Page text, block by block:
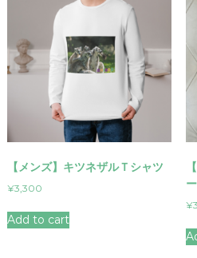
t
i
【メンズ】キツネザルＴシャツ
¥3,300
Add to cart
¥